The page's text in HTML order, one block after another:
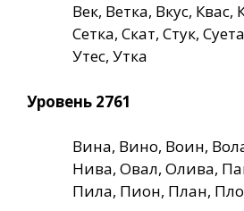
Век, Ветка, Вкус, Квас,
Сетка, Скат, Стук,
Утес, Утка
Уровень 2761
Вина, Вино, Воин,
Нива, Овал, Олива,
Пила, Пион, План,